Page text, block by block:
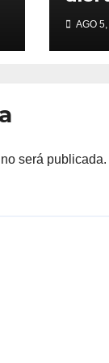
de
AGO
será publicada.